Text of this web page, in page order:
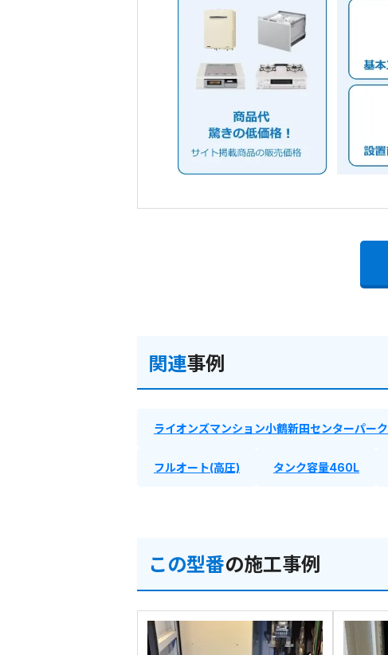
関連事例
ライオンズマンション小鶴新田センターパーク
フルオート(高圧) タンク容量460L
この型番の施工事例